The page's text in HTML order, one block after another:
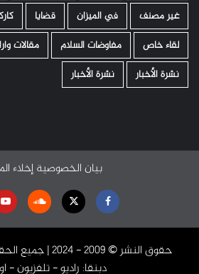
غير مصنف
في الميزان قضايا
لقاء خاص
مفاوضات السلام مقالات
نشرة الأخبار
نشرة الأخبار
بيان الخصوصية إخلاء
Facebook
Twitter
حقوق النشر ©️
دبنقا: راديو - تلفزيون -